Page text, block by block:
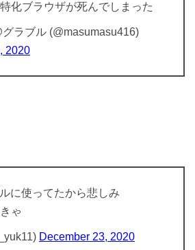
化ブラウザが死んでしまった
ラブル (@masumasu416)
2020
に使ってたから悲しみ
ゃ
December 23, 2020